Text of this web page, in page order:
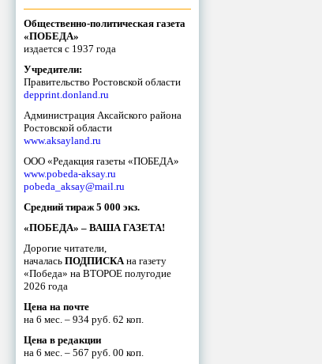
Общественно-политическая газета
«ПОБЕДА»
издается с 1937 года
Учредители:
Правительство Ростовской области
depprint.donland.ru
Администрация Аксайского района
Ростовской области
www.aksayland.ru
ООО «Редакция газеты «ПОБЕДА»
www.pobeda-aksay.ru
pobeda_aksay@mail.ru
Средний тираж 5 000 экз.
«ПОБЕДА» – ВАША ГАЗЕТА!
Дорогие читатели,
началась ПОДПИСКА на газету
«Победа» на ВТОРОЕ полугодие
2026 года
Цена на почте
на 6 мес. – 934 руб. 62 коп.
Цена в редакции
на 6 мес. – 567 руб. 00 коп.